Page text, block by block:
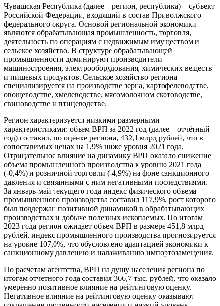
Чувашская Республика (далее – регион, республика) – субъект
Российской Федерации, входящий в состав Приволжского
федерального округа. Основой региональной экономики
являются обрабатывающая промышленность, торговля,
деятельность по операциям с недвижимым имуществом и
сельское хозяйство. В структуре обрабатывающей
промышленности доминируют производители
машиностроения, электрооборудования, химических веществ
и пищевых продуктов. Сельское хозяйство региона
специализируется на производстве зерна, картофелеводстве,
овощеводстве, хмелеводстве, мясомолочном скотоводстве,
свиноводстве и птицеводстве.
Регион характеризуется низкими размерными
характеристиками: объем ВРП за 2022 год (далее – отчётный
год) составил, по оценке региона, 432,1 млрд рублей, что в
сопоставимых ценах на 1,9% ниже уровня 2021 года.
Отрицательное влияние на динамику ВРП оказало снижение
объема промышленного производства к уровню 2021 года
(-0,4%) и розничной торговли (-4,9%) на фоне санкционного
давления и связанными с ним негативными последствиями.
За январь-май текущего года индекс физического объема
промышленного производства составил 117,9%, рост которого
был поддержан позитивной динамикой в обрабатывающих
производствах и добыче полезных ископаемых. По итогам
2023 года регион ожидает объем ВРП в размере 451,8 млрд
рублей, индекс промышленного производства прогнозируется
на уровне 107,0%, что обусловлено адаптацией экономики к
санкционному давлению и налаживанию импортозамещения.
По расчетам агентства, ВРП на душу населения региона по
итогам отчетного года составил 366,7 тыс. рублей, что оказало
умеренно позитивное влияние на рейтинговую оценку.
Негативное влияние на рейтинговую оценку оказывают